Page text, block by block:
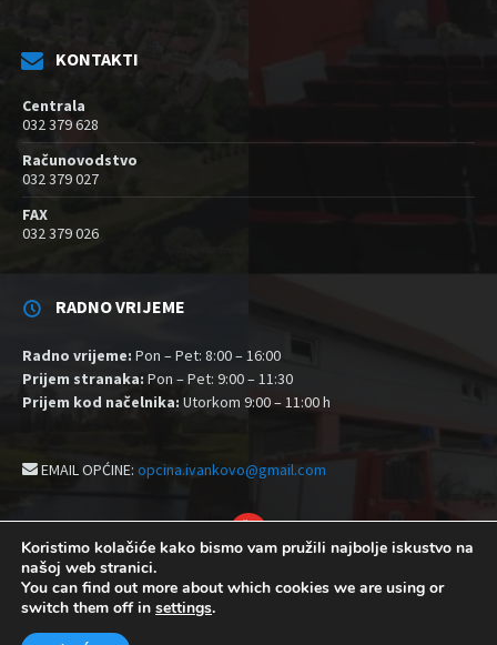
KONTAKTI
Centrala
032 379 628
Računovodstvo
032 379 027
FAX
032 379 026
RADNO VRIJEME
Radno vrijeme: Pon – Pet: 8:00 – 16:00
Prijem stranaka: Pon – Pet: 9:00 – 11:30
Prijem kod načelnika: Utorkom 9:00 – 11:00 h
EMAIL OPĆINE: opcina.ivankovo@gmail.com
YouTube
Izjava o pristupačnosti
Postavke kolačića
Koristimo kolačiće kako bismo vam pružili najbolje iskustvo na
našoj web stranici.
You can find out more about which cookies we are using or
switch them off in settings.